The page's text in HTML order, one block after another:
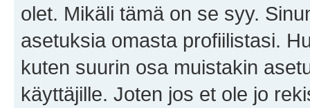
olet. Mikäli tämä on se syy.
asetuksia omasta profiilistasi.
kuten suurin osa muistakin
käyttäjille. Joten jos et ole jo